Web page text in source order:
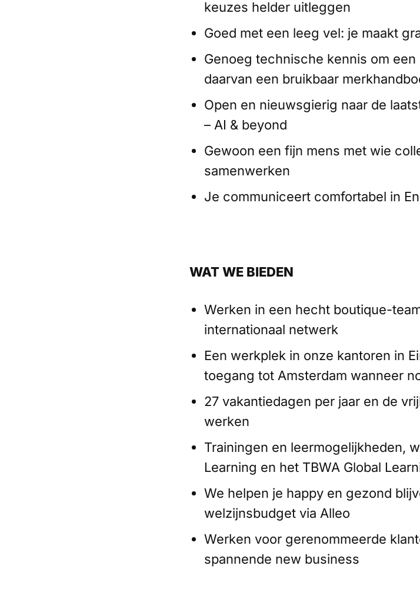
keuzes helder uitleggen
Goed met een leeg vel: je maakt
Genoeg technische kennis om
daarvan een bruikbaar
Open en nieuwsgierig naar de
– AI & beyond
Gewoon een fijn mens met wie
samenwerken
Je communiceert comfortabel in
WAT WE BIEDEN
Werken in een hecht boutique-
internationaal netwerk
Een werkplek in onze kantoren in
toegang tot Amsterdam wanneer
27 vakantiedagen per jaar en de
werken
Trainingen en leermogelijkheden,
Learning en het TBWA Global
We helpen je happy en gezond
welzijnsbudget via Alleo
Werken voor gerenommeerde
spannende new business